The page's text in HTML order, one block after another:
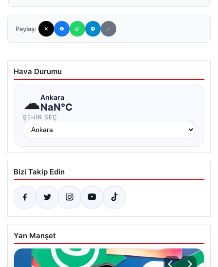
Paylaş:
Hava Durumu
☁Ankara
NaN°C
ŞEHIR SEÇ
Bizi Takip Edin
Yan Manşet